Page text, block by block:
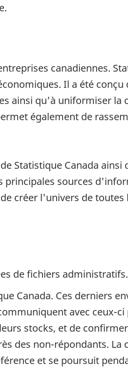
canadiennes.
Il a été conçu
ainsi qu'à uniformiser la
également de
Statistique Canada ainsi
principales sources
créer l'univers de toutes
de fichiers administratifs.
Canada. Ces derniers
avec ceux-
stocks, et de
des non-répondants. La
et se poursuit